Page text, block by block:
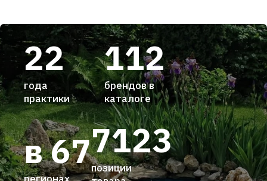
22
года
практики
112
брендов в
каталоге
7123
позиции
в 67